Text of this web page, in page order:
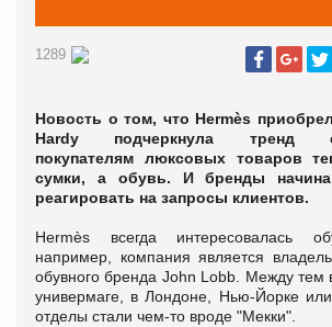
1289
Новость о том, что Hermès
Hardy подчеркнула тренд
покупателям люксовых товаров
сумки, а обувь. И бренды
реагировать на запросы клиентов.
Hermès всегда интересовалась
например, компания является
обувного бренда John Lobb. Между тем
универмаге, в Лондоне, Нью-Йорке
отделы стали чем-то вроде "Мекки".